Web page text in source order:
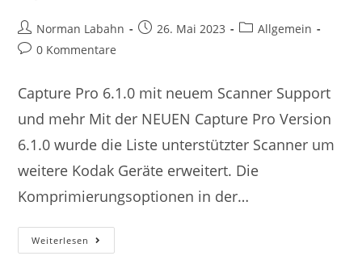
Norman Labahn 26. Mai 2023
Allgemein
0 Kommentare
Capture Pro 6.1.0 mit neuem Scanner Support
und mehr Mit der NEUEN Capture Pro Version
6.1.0 wurde die Liste unterstützter Scanner um
weitere Kodak Geräte erweitert. Die
Komprimierungsoptionen in der…
Weiterlesen